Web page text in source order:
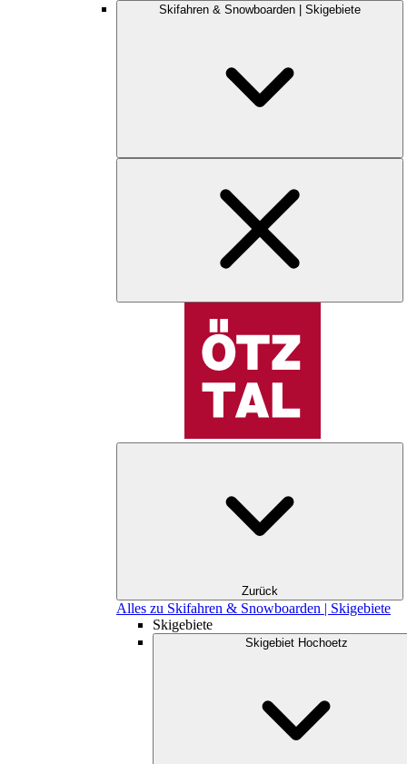
Skifahren & Snowboarden | Skigebiete
Zurück
Alles zu Skifahren & Snowboarden | Skigebiete
Skigebiete
Skigebiet Hochoetz